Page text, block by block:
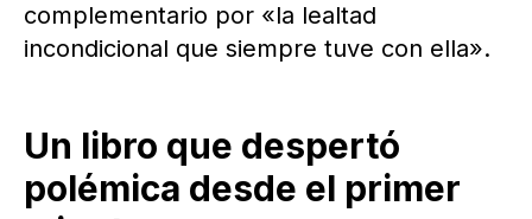
complementario por «la lealtad
incondicional que siempre tuve con ella».
Un libro que despertó
polémica desde el primer